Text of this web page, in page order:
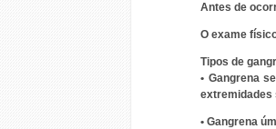
Antes de
O exame
Tipos de
• Gangrena
extremidades
• Gangrena